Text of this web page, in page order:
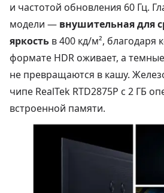
и частотой обновления 60 Гц.
модели — внушительная для
яркость в 400 кд/м², благодаря
формате HDR оживает, а
не превращаются в кашу.
чипе RealTek RTD2875P с 2 ГБ
встроенной памяти.